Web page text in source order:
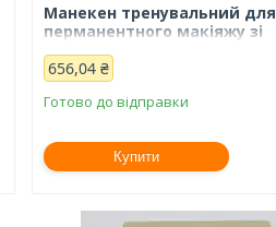
Манекен тренувальний для
перманентного макіяжу зі
656,04 ₴
Готово до відправки
Купити